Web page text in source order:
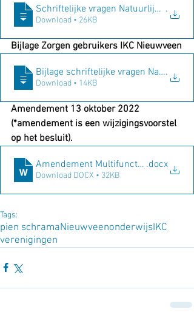
Schriftelijke vragen Natuurlijk .
Download • 26KB
Bijlage Zorgen gebruikers IKC Nieuwveen
Bijlage schriftelijke vragen Natuurlijk
.
Download • 14KB
Amendement 13 oktober 2022
(*amendement is een wijzigingsvoorstel
op het besluit).
Amendement Multifunctionele
.docx
Download DOCX • 32KB
Tags:
pien schramaNieuwveenonderwijsIKC
verenigingen